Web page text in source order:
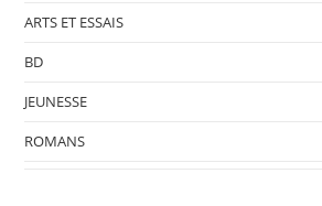
ARTS ET ESSAIS
BD
JEUNESSE
ROMANS